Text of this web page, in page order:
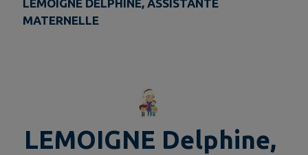
LEMOIGNE DELPHINE, ASSISTANTE
MATERNELLE
LEMOIGNE Delphine,